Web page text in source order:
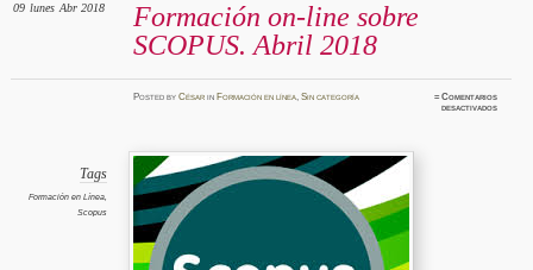
Formación on-line sobre
SCOPUS. Abril 2018
09 lunes Abr 2018
PostedbyCésar in Formación en línea,Sin categoría ≈Comentarios
desactivadosen
Tags
Formación en Línea,
Scopus